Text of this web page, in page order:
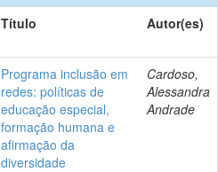
Título Autor(es)
Programa inclusão em
redes: políticas de
educação especial,
formação humana e
afirmação da
diversidade
Cardoso,
Alessandra
Andrade